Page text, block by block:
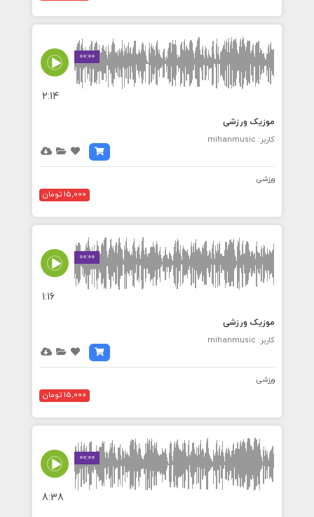
00:00
2:14
موزیک ورزشی
کاربر: mihanmusic
ورزشی
15,000 تومان
00:00
1:16
موزیک ورزشی
کاربر: mihanmusic
ورزشی
15,000 تومان
00:00
8:38